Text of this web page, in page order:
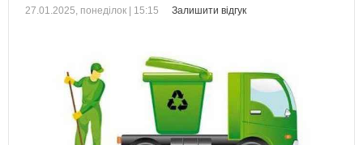
27.01.2025, понеділок | 15:15 Залишити відгук